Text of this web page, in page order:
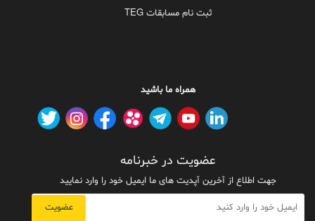
ثبت نام مسابقات TEG
همراه ما باشید
عضویت در خبرنامه
جهت اطلاع از آخرین آپدیت های ما ایمیل خود را وارد نمایید
عضویت